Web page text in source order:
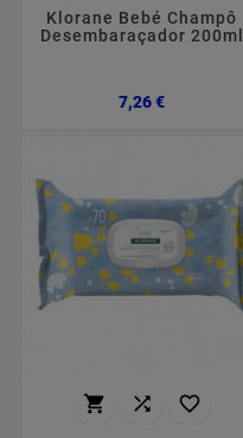
Klorane Bebé Champô
Desembaraçador 200ml
7,26 €Preço
  